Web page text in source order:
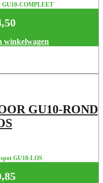
GU10-COMPLEET
winkelwagen
GU10-ROND
GU10-LOS